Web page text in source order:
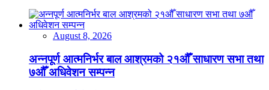
August 8, 2026
अन्नपूर्ण आत्मनिर्भर बाल आश्रमको २१औँ साधारण सभा तथा
७औँ अधिवेशन सम्पन्न